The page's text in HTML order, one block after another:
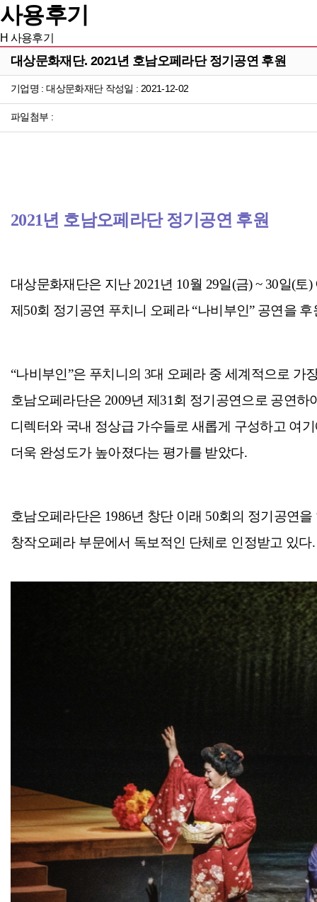
사용후기
H 사용후기
대상문화재단. 2021년 호남오페라단 정기공연 후원
기업명 : 대상문화재단 작성일 : 2021-12-02
파일첨부 :
2021년 호남오페라단 정기공연 후원
대상문화재단은 지난 2021년 10월 29일(금) ~ 30일(
제50회 정기공연 푸치니 오페라 “나비부인” 공연을 후
“나비부인”은 푸치니의 3대 오페라 중 세계적으로
호남오페라단은 2009년 제31회 정기공연으로 공연
디렉터와 국내 정상급 가수들로 새롭게 구성하고 여
더욱 완성도가 높아졌다는 평가를 받았다.
호남오페라단은 1986년 창단 이래 50회의 정기공연
창작오페라 부문에서 독보적인 단체로 인정받고 있다.